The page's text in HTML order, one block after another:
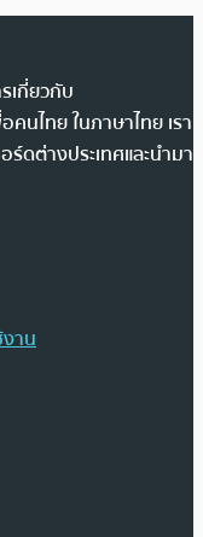
เกี่ยวกับ
คนไทย ในภาษาไทย เรา
ดต่างประเทศและนำมา
าน